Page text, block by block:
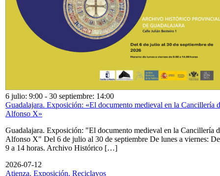
6 julio: 9:00 - 30 septiembre: 14:00
Guadalajara. Exposición: «El documento medieval en la Cancillería
Alfonso X»
Guadalajara. Exposición: "El documento medieval en la Cancillería
Alfonso X" Del 6 de julio al 30 de septiembre De lunes a viernes: De
9 a 14 horas. Archivo Histórico […]
2026-07-12
Atienza. Exposición. Reciclavos